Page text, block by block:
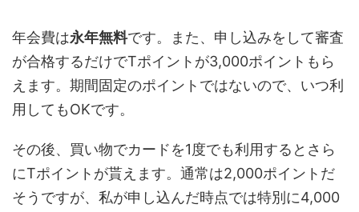
年会費は永年無料です。また、申し込みをして審査
が合格するだけでTポイントが3,000ポイントもら
えます。期間固定のポイントではないので、いつ利
用してもOKです。
その後、買い物でカードを1度でも利用するとさら
にTポイントが貰えます。通常は2,000ポイントだ
そうですが、私が申し込んだ時点では特別に4,000